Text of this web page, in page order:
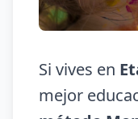
Si vives en
mejor